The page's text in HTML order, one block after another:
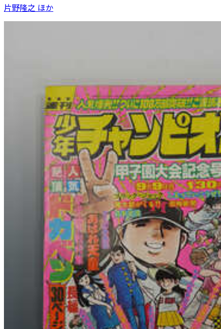
片野隆之 ほか